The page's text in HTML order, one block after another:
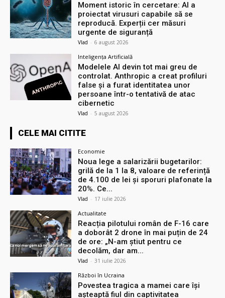
Moment istoric în cercetare: AI a
proiectat virusuri capabile să se
reproducă. Experții cer măsuri
urgente de siguranță
Vlad - 6 august 2026
Inteligența Artificială
Modelele AI devin tot mai greu de
controlat. Anthropic a creat profiluri
false și a furat identitatea unor
persoane într-o tentativă de atac
cibernetic
Vlad - 5 august 2026
CELE MAI CITITE
Economie
Noua lege a salarizării bugetarilor:
grilă de la 1 la 8, valoare de referință
de 4.100 de lei și sporuri plafonate la
20%. Ce...
Vlad - 17 iulie 2026
Actualitate
Reacția pilotului român de F-16 care
a doborât 2 drone în mai puțin de 24
de ore: „N-am știut pentru ce
decolăm, dar am...
Vlad - 31 iulie 2026
Război în Ucraina
Povestea tragica a mamei care își
așteaptă fiul din captivitatea